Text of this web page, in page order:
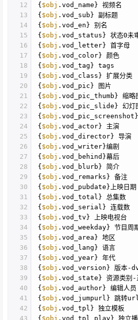
12
13
14
15
16
17
18
19
20
21
22
23
24
25
26
27
28
29
30
31
32
33
34
35
36
37
38
39
40
41
42
43
{$obj .vod_name} 视频名
{$obj .vod_sub} 副标题
{$obj .vod_en} 别名
{$obj .vod_status} 状态0未
{$obj .vod_letter} 首字母
{$obj .vod_color} 颜色
{$obj .vod_tag} tags
{$obj .vod_class} 扩展分类
{$obj .vod_pic} 图片
{$obj .vod_pic_thumb} 缩略
{$obj .vod_pic_slide} 幻灯
{$obj .vod_pic_screenshot}
{$obj .vod_actor} 主演
{$obj .vod_director} 导演
{$obj .vod_writer}编剧
{$obj .vod_behind}幕后
{$obj .vod_blurb} 简介
{$obj .vod_remarks} 备注
{$obj .vod_pubdate}上映日期
{$obj .vod_total} 总集数
{$obj .vod_serial} 连载数
{$obj .vod_tv} 上映电视台
{$obj .vod_weekday} 节目周
{$obj .vod_area} 地区
{$obj .vod_lang} 语言
{$obj .vod_year} 年代
{$obj .vod_version} 版本-
{$obj .vod_state} 资源类别-
{$obj .vod_author} 编辑人员
{$obj .vod_jumpurl} 跳转url
{$obj .vod_tpl} 独立模板
{$obj .vod_tpl_play} 独立播